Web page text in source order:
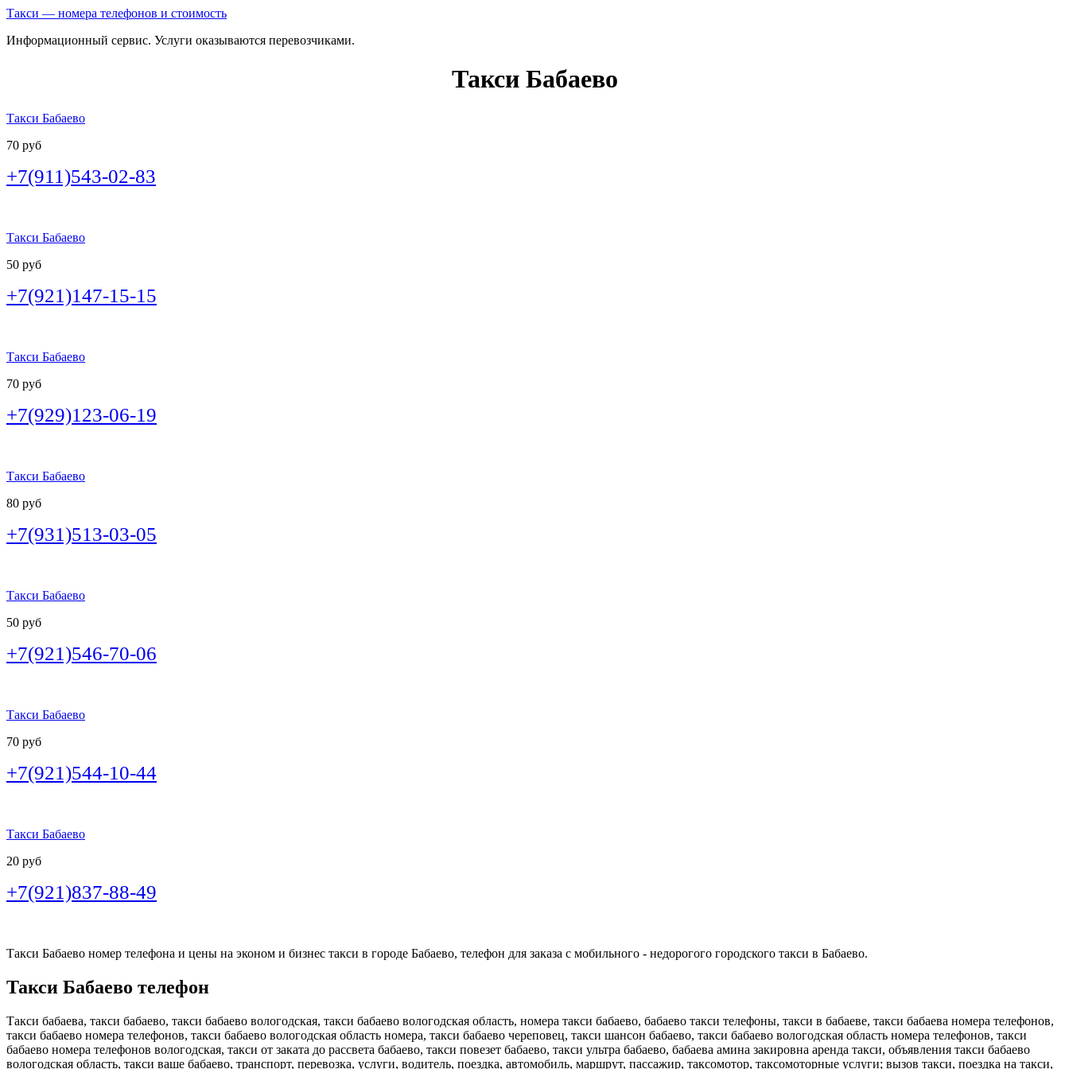
Такси — номера телефонов и стоимость
Информационный сервис. Услуги оказываются перевозчиками.
Такси Бабаево
Такси Бабаево
70 руб
+7(911)543-02-83
Такси Бабаево
50 руб
+7(921)147-15-15
Такси Бабаево
70 руб
+7(929)123-06-19
Такси Бабаево
80 руб
+7(931)513-03-05
Такси Бабаево
50 руб
+7(921)546-70-06
Такси Бабаево
70 руб
+7(921)544-10-44
Такси Бабаево
20 руб
+7(921)837-88-49
Такси Бабаево номер телефона и цены на эконом и бизнес такси в городе Бабаево, телефон для заказа с мобильного - недорогого городского такси в Бабаево.
Такси Бабаево телефон
Такси бабаева, такси бабаево, такси бабаево вологодская, такси бабаево вологодская область, номера такси бабаево, бабаево такси телефоны, такси в бабаеве, такси бабаева номера телефонов,
такси бабаево номера телефонов, такси бабаево вологодская область номера, такси бабаево череповец, такси шансон бабаево, такси бабаево вологодская область номера телефонов, такси
бабаево номера телефонов вологодская, такси от заката до рассвета бабаево, такси повезет бабаево, такси ультра бабаево, бабаева амина закировна аренда такси, объявления такси бабаево
вологодская область, такси ваше бабаево, транспорт, перевозка, услуги, водитель, поездка, автомобиль, маршрут, пассажир, таксомотор, таксомоторные услуги; вызов такси, поездка на такси,